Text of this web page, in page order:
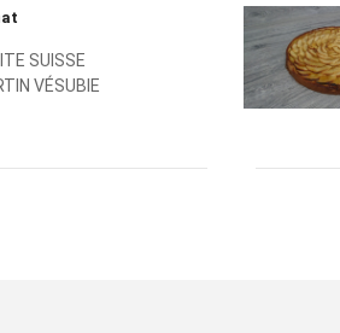
VÉSUBIE